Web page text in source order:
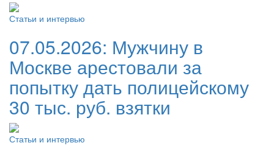
Статьи и интервью
07.05.2026: Мужчину в
Москве арестовали за
попытку дать полицейскому
30 тыс. руб. взятки
Статьи и интервью